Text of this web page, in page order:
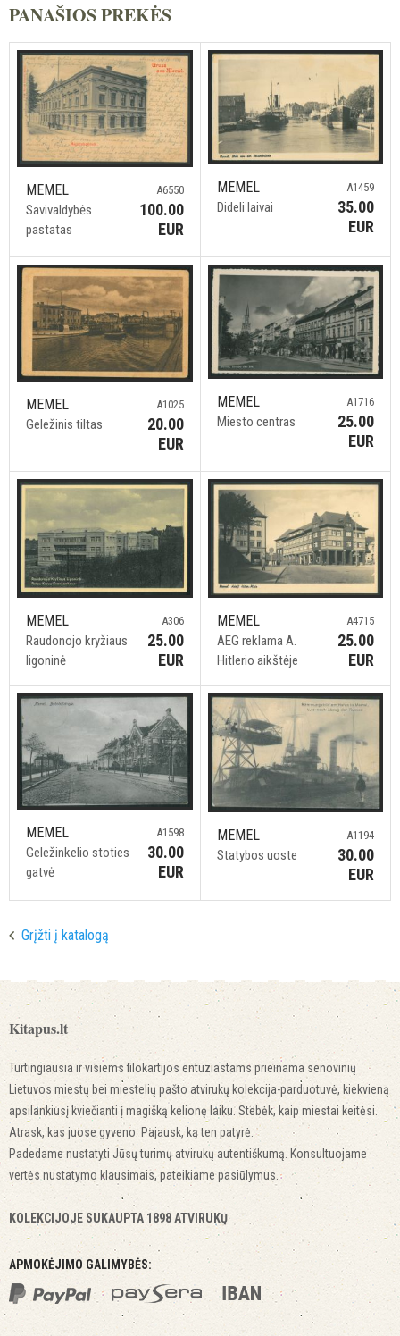
PANAŠIOS PREKĖS
MEMEL
Savivaldybės
pastatas
A6550
100.00
EUR
MEMEL
Dideli laivai
A1459
35.00
EUR
MEMEL
Geležinis tiltas
A1025
20.00
EUR
MEMEL
Miesto centras
A1716
25.00
EUR
MEMEL
Raudonojo kryžiaus
ligoninė
A306
25.00
EUR
MEMEL
AEG reklama A.
Hitlerio aikštėje
A4715
25.00
EUR
MEMEL
Geležinkelio stoties
gatvė
A1598
30.00
EUR
MEMEL
Statybos uoste
A1194
30.00
EUR
Grįžti į katalogą
Kitapus.lt
Turtingiausia ir visiems filokartijos entuziastams prieinama senovinių
Lietuvos miestų bei miestelių pašto atvirukų kolekcija-parduotuvė, kiekvieną
apsilankiusį kviečianti į magišką kelionę laiku. Stebėk, kaip miestai keitėsi.
Atrask, kas juose gyveno. Pajausk, ką ten patyrė.
Padedame nustatyti Jūsų turimų atvirukų autentiškumą. Konsultuojame
vertės nustatymo klausimais, pateikiame pasiūlymus.
KOLEKCIJOJE SUKAUPTA 1898 ATVIRUKŲ
APMOKĖJIMO GALIMYBĖS: